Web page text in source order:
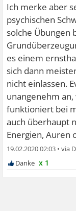
Ich merke aber
psychischen
solche Übungen
es einem
sich dann
nicht einlassen.
unangenehm
funktioniert bei
auch überhaupt
Energien, Auren
19.02.2020 02:03 •
x 1